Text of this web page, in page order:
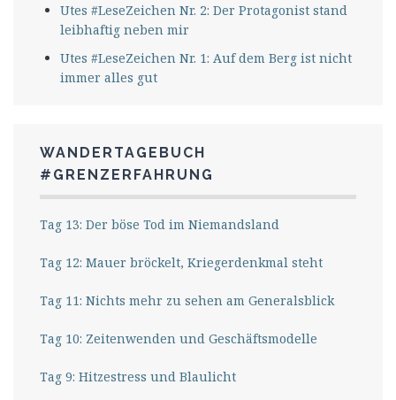
Utes #LeseZeichen Nr. 2: Der Protagonist stand
leibhaftig neben mir
Utes #LeseZeichen Nr. 1: Auf dem Berg ist nicht
immer alles gut
WANDERTAGEBUCH
#GRENZERFAHRUNG
Tag 13: Der böse Tod im Niemandsland
Tag 12: Mauer bröckelt, Kriegerdenkmal steht
Tag 11: Nichts mehr zu sehen am Generalsblick
Tag 10: Zeitenwenden und Geschäftsmodelle
Tag 9: Hitzestress und Blaulicht